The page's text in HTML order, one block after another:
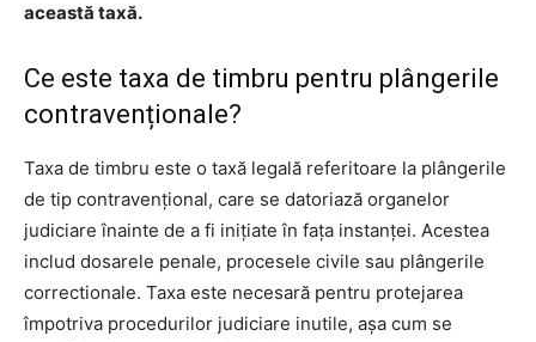
această taxă.
Ce este taxa de timbru pentru plângerile
contravenționale?
Taxa de timbru este o taxă legală referitoare la plângerile
de tip contravențional, care se datoriază organelor
judiciare înainte de a fi inițiate în fața instanței. Acestea
includ dosarele penale, procesele civile sau plângerile
correctionale. Taxa este necesară pentru protejarea
împotriva procedurilor judiciare inutile, așa cum se